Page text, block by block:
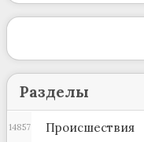
Разделы
Происшествия
14857